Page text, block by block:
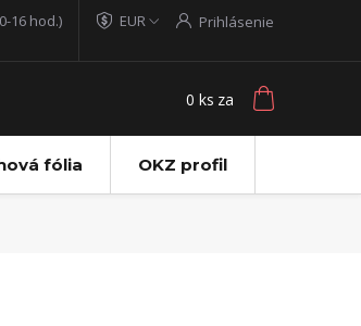
EUR Prihlásenie
16 hod.)
0 ks za
fólia OKZ profil